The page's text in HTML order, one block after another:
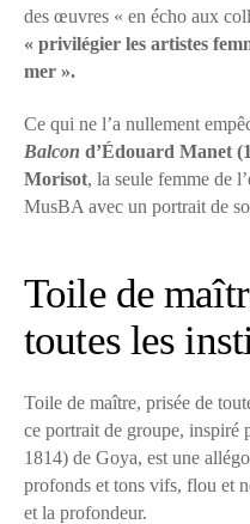
des œuvres « en écho aux
« privilégier les artistes
mer ».
Ce qui ne l’a nullement
Balcon d’Édouard Manet
Morisot, la seule femme de
MusBA avec un portrait de
Toile de
toutes les
Toile de maître, prisée de
ce portrait de groupe, inspiré
1814) de Goya, est une
profonds et tons vifs, flou et
et la profondeur.